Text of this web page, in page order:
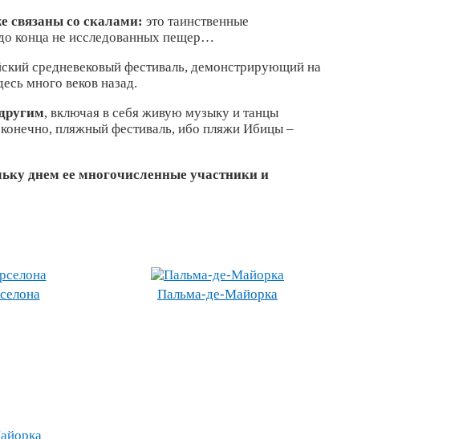
связаны со скалами: это таинственные
конца не исследованных пещер…
средневековый фестиваль, демонстрирующий на
много веков назад.
, включая в себя живую музыку и танцы
пляжный фестиваль, ибо пляжи Ибицы –
днем ее многочисленные участники и
Пальма-де-Майорка